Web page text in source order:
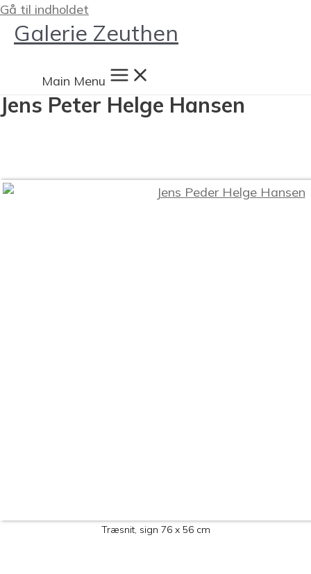
Gå til indholdet
Galerie Zeuthen
Main Menu
Jens Peter Helge Hansen
Træsnit, sign 76 x 56 cm